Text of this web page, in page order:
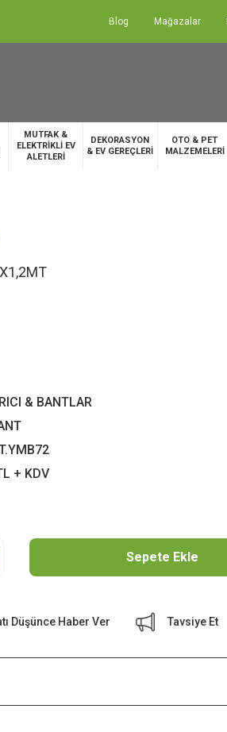
Blog Mağazalar
MUTFAK &
ELEKTRİKLİ EV
ALETLERİ
DEKORASYON
& EV GEREÇLERİ
OTO & PET
MALZEMELERİ
& BANTLAR
+ KDV
Sepete Ekle
Düşünce Haber Ver Tavsiye Et